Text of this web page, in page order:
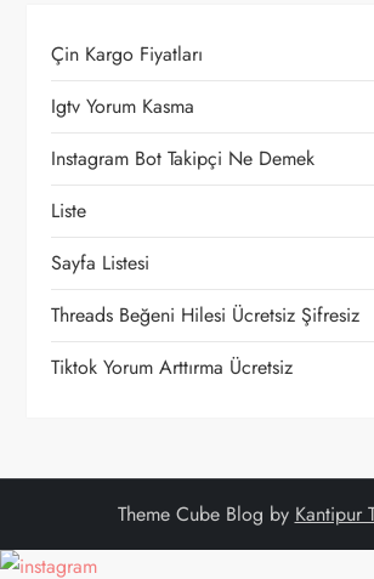
z
i
n
m
e
s
i
Çin Kargo Fiyatları
Igtv Yorum Kasma
Instagram Bot Takipçi Ne Demek
Liste
Sayfa Listesi
Threads Beğeni Hilesi Ücretsiz Şifresiz
Tiktok Yorum Arttırma Ücretsiz
Theme Cube Blog by Kantipur